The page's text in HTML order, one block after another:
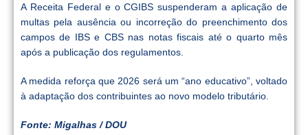
A Receita Federal e o CGIBS suspenderam a aplicação de
multas pela ausência ou incorreção do preenchimento dos
campos de IBS e CBS nas notas fiscais até o quarto mês
após a publicação dos regulamentos.
A medida reforça que 2026 será um “ano educativo”, voltado
à adaptação dos contribuintes ao novo modelo tributário.
Fonte: Migalhas / DOU